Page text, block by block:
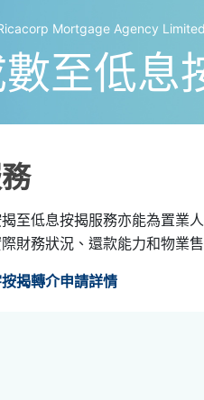
Mortgage Agency Limited
至低息
至低息按揭服務亦能為置業
財務狀況、還款能力和物業
揭轉介申請詳情